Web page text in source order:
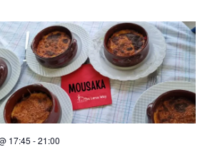
17:45 -21:00